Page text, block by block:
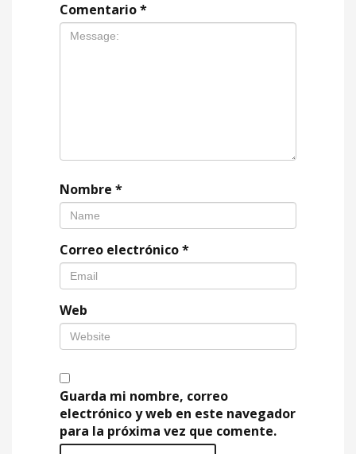
Comentario*
Nombre *
Correo electrónico*
Web
Guarda mi nombre, correo
electrónico y web en este navegador
para la próxima vez que comente.